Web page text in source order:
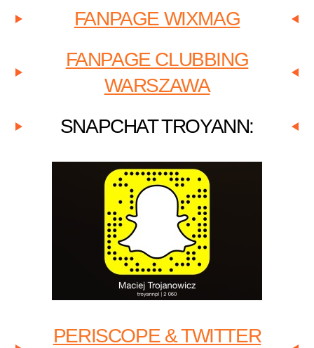
FANPAGE WIXMAG
FANPAGE CLUBBING
WARSZAWA
SNAPCHAT TROYANN:
PERISCOPE & TWITTER